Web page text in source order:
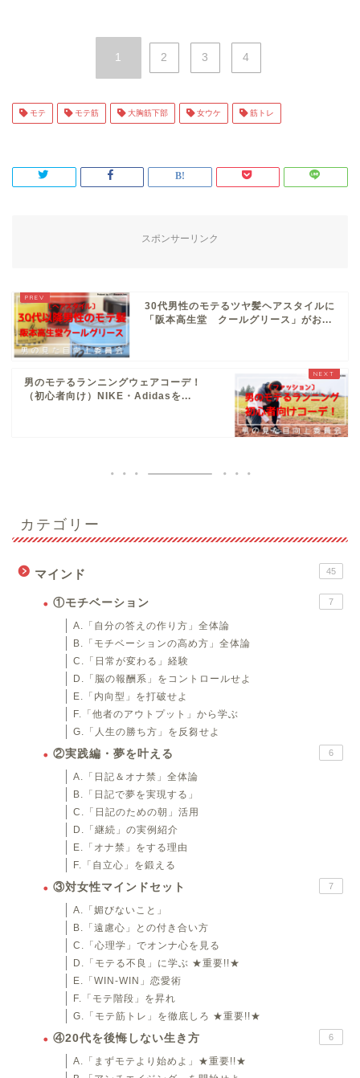
1 2 3 4
モテ モテ筋 大胸筋下部 女ウケ 筋トレ
スポンサーリンク
30代男性のモテるツヤ髪ヘアスタイルに
「阪本高生堂 クールグリース」がお...
男のモテるランニングウェアコーデ！
（初心者向け）NIKE・Adidasを...
カテゴリー
マインド 45
①モチベーション 7
A.「自分の答えの作り方」全体論
B.「モチベーションの高め方」全体論
C.「日常が変わる」経験
D.「脳の報酬系」をコントロールせよ
E.「内向型」を打破せよ
F.「他者のアウトプット」から学ぶ
G.「人生の勝ち方」を反芻せよ
②実践編・夢を叶える 6
A.「日記＆オナ禁」全体論
B.「日記で夢を実現する」
C.「日記のための朝」活用
D.「継続」の実例紹介
E.「オナ禁」をする理由
F.「自立心」を鍛える
③対女性マインドセット 7
A.「媚びないこと」
B.「遠慮心」との付き合い方
C.「心理学」でオンナ心を見る
D.「モテる不良」に学ぶ ★重要!!★
E.「WIN-WIN」恋愛術
F.「モテ階段」を昇れ
G.「モテ筋トレ」を徹底しろ ★重要!!★
④20代を後悔しない生き方 6
A.「まずモテより始めよ」★重要!!★